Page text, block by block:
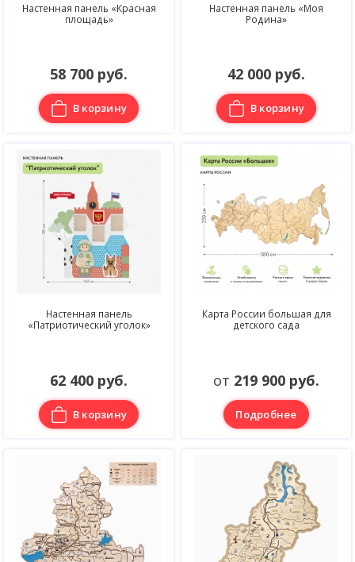
Настенная панель «Красная
площадь»
58 700 руб.
В корзину
Настенная панель «Моя
Родина»
42 000 руб.
В корзину
Настенная панель
«Патриотический уголок»
62 400 руб.
В корзину
Карта России большая для
детского сада
от 219 900 руб.
Подробнее